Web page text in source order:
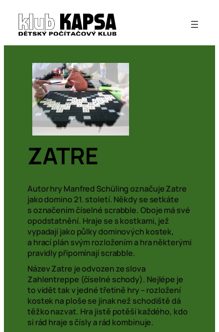
obsah
ZATRE
Autor hry Manfred Schüling označuje Zatre
jako domino 21. století. Někdy se setkáte
s označením číselné scrabble. Oboje má své
opodstatnění. Hraje se s kostkami, jež
vypadají jako půlky dominových kostek,
a hrací plán svým rozložením a hra některými
pravidly připomínají scrabble.
Název Zatre je odvozen ze slova
Zahlentreppe (číselné schody). Nejlépe je
to vidět tak v jedné třetině hry – rozložení
kostek na ploše se jinak než schodiště dá
těžko nazvat. Hra jistě potěší každého, kdo
si rád hraje s čísly a rád kombinuje.